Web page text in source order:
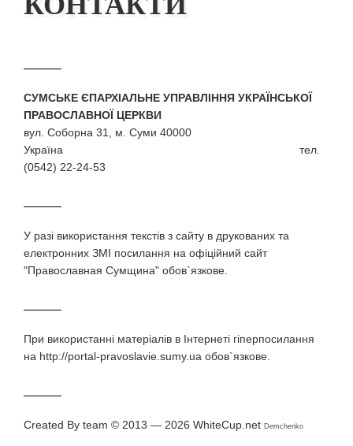
СУМСЬКЕ ЄПАРХІАЛЬНЕ УПРАВЛІННЯ УКРАЇНСЬКОЇ
ПРАВОСЛАВНОЇ ЦЕРКВИ
вул. Соборна 31, м. Суми 40000
Україна тел.
(0542) 22-24-53
У разi використання текстiв з сайту в друкованих та
електронних ЗМI посилання на офіційний сайт
"Православная Сумщина" обов`язкове.
При використаннi матерiалiв в Iнтернетi гiперпосилання
на http://portal-pravoslavie.sumy.ua обов`язкове.
Created By team © 2013 — 2026 WhiteCup.net Demchenko